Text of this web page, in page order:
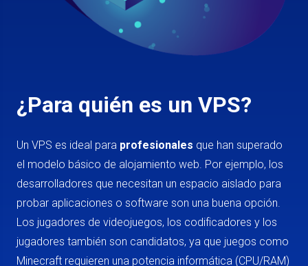
¿Para quién es un VPS?
Un VPS es ideal para profesionales que han superado
el modelo básico de alojamiento web. Por ejemplo, los
desarrolladores que necesitan un espacio aislado para
probar aplicaciones o software son una buena opción.
Los jugadores de videojuegos, los codificadores y los
jugadores también son candidatos, ya que juegos como
Minecraft requieren una potencia informática (CPU/RAM)